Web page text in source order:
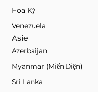
Hoa Kỳ
Venezuela
Asie
Azerbaijan
Myanmar (Miến Điện)
Sri Lanka